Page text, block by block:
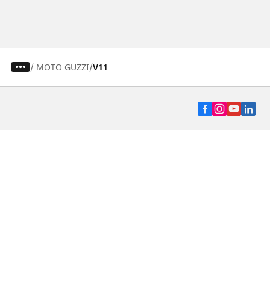
/ MOTO GUZZI V11